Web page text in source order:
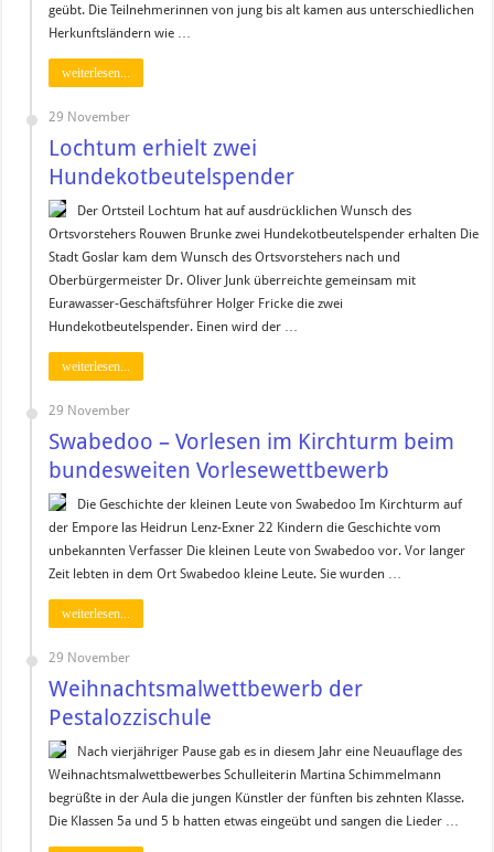
geübt. Die Teilnehmerinnen von jung bis alt kamen aus unterschiedlichen
Herkunftsländern wie …
weiterlesen...
29 November
Lochtum erhielt zwei
Hundekotbeutelspender
Der Ortsteil Lochtum hat auf ausdrücklichen Wunsch des
Ortsvorstehers Rouwen Brunke zwei Hundekotbeutelspender erhalten Die
Stadt Goslar kam dem Wunsch des Ortsvorstehers nach und
Oberbürgermeister Dr. Oliver Junk überreichte gemeinsam mit
Eurawasser-Geschäftsführer Holger Fricke die zwei
Hundekotbeutelspender. Einen wird der …
weiterlesen...
29 November
Swabedoo – Vorlesen im Kirchturm beim
bundesweiten Vorlesewettbewerb
Die Geschichte der kleinen Leute von Swabedoo Im Kirchturm auf
der Empore las Heidrun Lenz-Exner 22 Kindern die Geschichte vom
unbekannten Verfasser Die kleinen Leute von Swabedoo vor. Vor langer
Zeit lebten in dem Ort Swabedoo kleine Leute. Sie wurden …
weiterlesen...
29 November
Weihnachtsmalwettbewerb der
Pestalozzischule
Nach vierjähriger Pause gab es in diesem Jahr eine Neuauflage des
Weihnachtsmalwettbewerbes Schulleiterin Martina Schimmelmann
begrüßte in der Aula die jungen Künstler der fünften bis zehnten Klasse.
Die Klassen 5a und 5 b hatten etwas eingeübt und sangen die Lieder …